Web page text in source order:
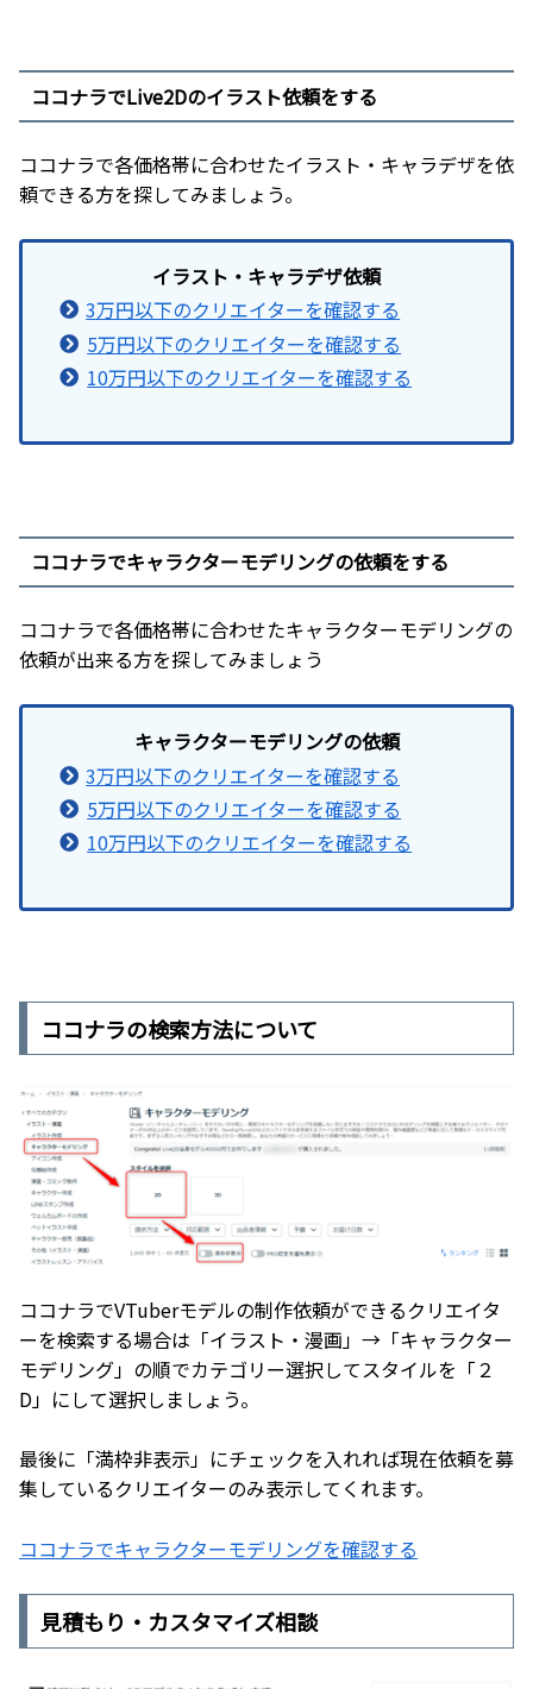
ココナラでLive2Dのイラスト依頼をする
ココナラで各価格帯に合わせたイラスト・キャラデザを依
頼できる方を探してみましょう。
イラスト・キャラデザ依頼
3万円以下のクリエイターを確認する
5万円以下のクリエイターを確認する
10万円以下のクリエイターを確認する
ココナラでキャラクターモデリングの依頼をする
ココナラで各価格帯に合わせたキャラクターモデリングの
依頼が出来る方を探してみましょう
キャラクターモデリングの依頼
3万円以下のクリエイターを確認する
5万円以下のクリエイターを確認する
10万円以下のクリエイターを確認する
ココナラの検索方法について
ココナラでVTuberモデルの制作依頼ができるクリエイタ
ーを検索する場合は「イラスト・漫画」→「キャラクター
モデリング」の順でカテゴリー選択してスタイルを「２
D」にして選択しましょう。
最後に「満枠非表示」にチェックを入れれば現在依頼を募
集しているクリエイターのみ表示してくれます。
ココナラでキャラクターモデリングを確認する
見積もり・カスタマイズ相談